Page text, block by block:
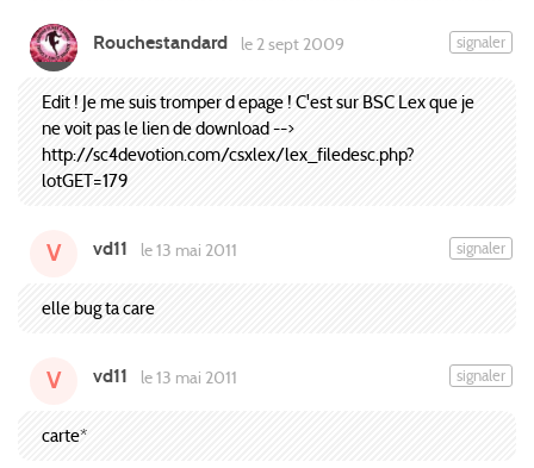
Rouchestandard le 2 sept 2009 signaler
Edit ! Je me suis tromper d epage ! C'est sur BSC Lex que je
ne voit pas le lien de download -->
http://sc4devotion.com/csxlex/lex_filedesc.php?
lotGET=179
V vd11 le 13 mai 2011 signaler
elle bug ta care
V vd11 le 13 mai 2011 signaler
carte*